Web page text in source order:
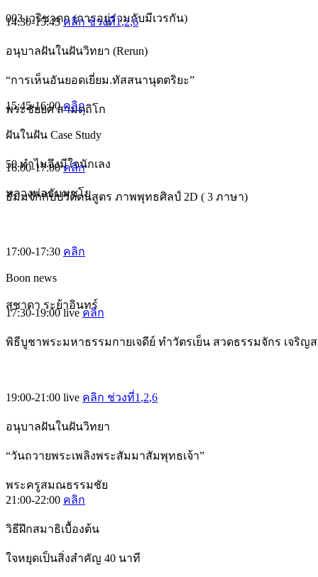
003 เวริชาดก (การอยู่ร่วมกับมีเวรกัน)
14:30-15:45คลิก ช่วงที่1,2,6
อนุบาลฝันในฝันวิทยา (Rerun)
“การเห็นอันยอดเยี่ยม.ทัสสนานุตตริยะ”
พระชัยยศ สามตฺถิโก
15:45-16:00คลิก
ฝันในฝัน Case Study
50 ทำไมจึงมีใจนักเลง
หลวงพ่อธัมมชโย
16:00-17:00คลิก
ธัมมจักกัปปวัตตนสูตร ภาพพุทธศิลป์ 2D ( 3 ภาษา)
17:00-17:30 คลิก
Boon news
สุชาดา ระย้าอินทร์
17:30-19:00live คลิก
พิธีบูชาพระมหาธรรมกายเจดีย์ ทำวัตรเย็น สวดธรรมจักร เจริญ
19:00-21:00 live คลิก ช่วงที่1 ,2,6
อนุบาลฝันในฝันวิทยา
“วันถวายพระเพลิงพระสัมมาสัมพุทธเจ้า”
พระครูสมณธรรมชัย
21:00-22:00 คลิก
วิธีฝึกสมาธิเบื้องต้น
ใจหยุดเป็นสิ่งสำคัญ 40 นาที